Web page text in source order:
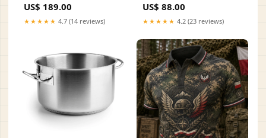
US$ 189.00
★★★★★ 4.7 (14 reviews)
US$ 88.00
★★★★★ 4.2 (23 reviews)